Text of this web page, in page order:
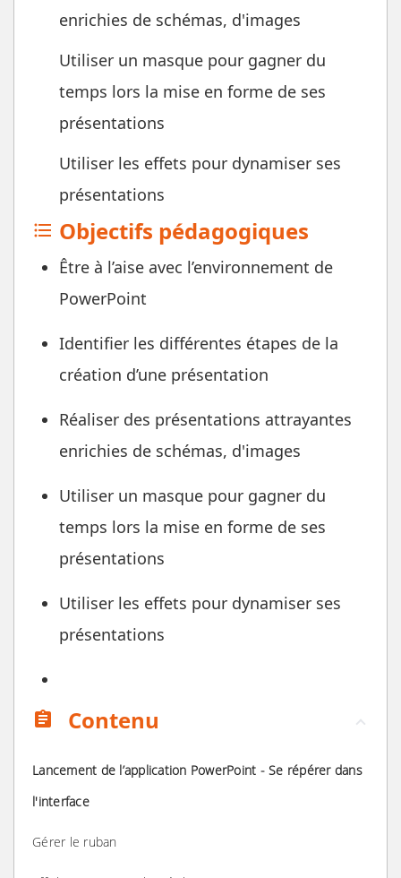
enrichies de schémas, d'images
Utiliser un masque pour gagner du
temps lors la mise en forme de ses
présentations
Utiliser les effets pour dynamiser ses
présentations
format_list_bulleted Objectifs pédagogiques
Être à l’aise avec l’environnement de
PowerPoint
Identifier les différentes étapes de la
création d’une présentation
Réaliser des présentations attrayantes
enrichies de schémas, d'images
Utiliser un masque pour gagner du
temps lors la mise en forme de ses
présentations
Utiliser les effets pour dynamiser ses
présentations
assignment Contenu
Lancement de l’application PowerPoint - Se répérer dans
l'interface
Gérer le ruban